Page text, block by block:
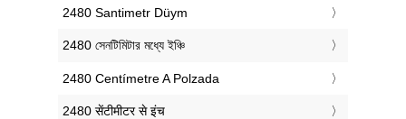
‎2480 Santimetr Düym
‎2480 সেনটিমিটার মধ্যে ইঞ্চি
‎2480 Centímetre A Polzada
‎2480 सेंटीमीटर से इंच